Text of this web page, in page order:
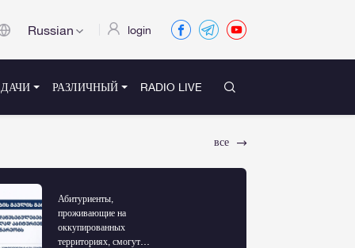
Russian login
РАЗЛИЧНЫЙ RADIO LIVE
все
Абитуриенты,
проживающие на
оккупированных
территориях, смогут